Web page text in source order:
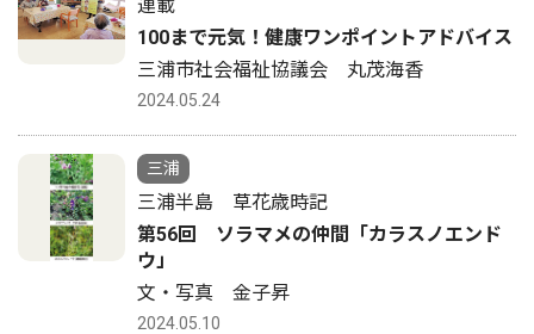
連載
100まで元気！健康ワンポイントアドバイス
三浦市社会福祉協議会 丸茂海香
2024.05.24
三浦
三浦半島 草花歳時記
第56回 ソラマメの仲間「カラスノエンド
ウ」
文・写真 金子昇
2024.05.10